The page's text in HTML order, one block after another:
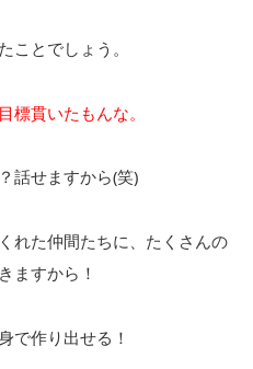
ことでしょう。
標貫いたもんな。
話せますから(笑)
れた仲間たちに、たくさんの
ますから！
で作り出せる！